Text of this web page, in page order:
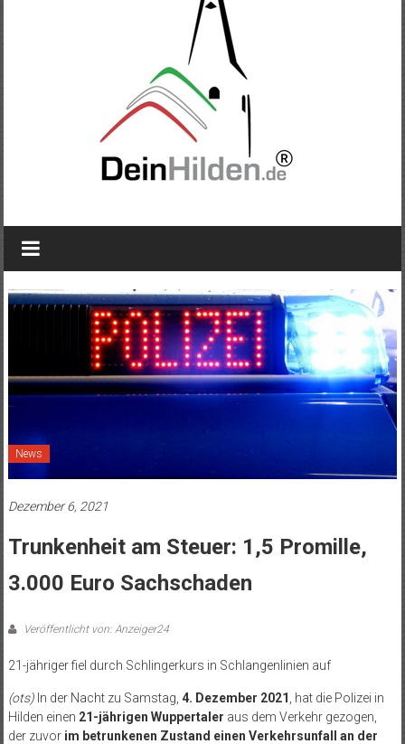
News
Dezember 6, 2021
Trunkenheit am Steuer: 1,5 Promille,
3.000 Euro Sachschaden
Veröffentlicht von: Anzeiger24
21-jähriger fiel durch Schlingerkurs in Schlangenlinien auf
(ots)In der Nacht zu Samstag, 4. Dezember 2021 , hat die Polizei in
Hilden einen 21-jährigen Wuppertaler aus dem Verkehr gezogen,
der zuvor im betrunkenen Zustand einen Verkehrsunfall an der